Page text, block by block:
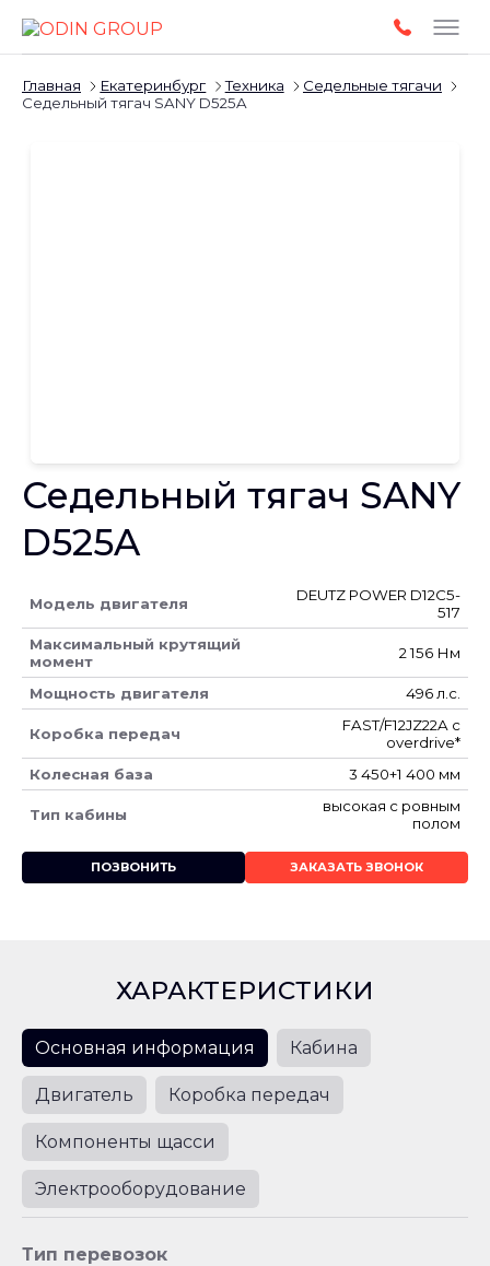
Главная Екатеринбург Техника
Седельные тягачи
Седельный тягач SANY D525A
Седельный тягач SANY
D525A
Модель двигателя
DEUTZ POWER D12C5-
517
Максимальный крутящий
момент
2 156 Нм
Мощность двигателя 496 л.с.
Коробка передач
FAST/F12JZ22A с
overdrive*
Колесная база
3 450+1 400 мм
Тип кабины
высокая с ровным
полом
ПОЗВОНИТЬ ЗАКАЗАТЬ ЗВОНОК
ХАРАКТЕРИСТИКИ
Основная информация Кабина
Двигатель Коробка передач
Компоненты щасси
Электрооборудование
Тип перевозок